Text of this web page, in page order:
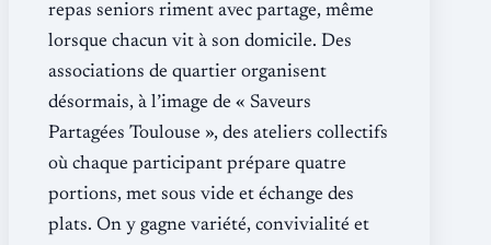
repas seniors riment avec partage, même
lorsque chacun vit à son domicile. Des
associations de quartier organisent
désormais, à l’image de « Saveurs
Partagées Toulouse », des ateliers collectifs
où chaque participant prépare quatre
portions, met sous vide et échange des
plats. On y gagne variété, convivialité et